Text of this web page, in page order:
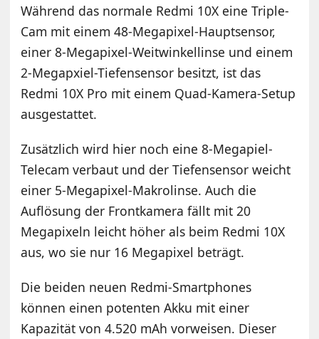
Während das normale Redmi 10X eine Triple-
Cam mit einem 48-Megapixel-Hauptsensor,
einer 8-Megapixel-Weitwinkellinse und einem
2-Megapxiel-Tiefensensor besitzt, ist das
Redmi 10X Pro mit einem Quad-Kamera-Setup
ausgestattet.
Zusätzlich wird hier noch eine 8-Megapiel-
Telecam verbaut und der Tiefensensor weicht
einer 5-Megapixel-Makrolinse. Auch die
Auflösung der Frontkamera fällt mit 20
Megapixeln leicht höher als beim Redmi 10X
aus, wo sie nur 16 Megapixel beträgt.
Die beiden neuen Redmi-Smartphones
können einen potenten Akku mit einer
Kapazität von 4.520 mAh vorweisen. Dieser